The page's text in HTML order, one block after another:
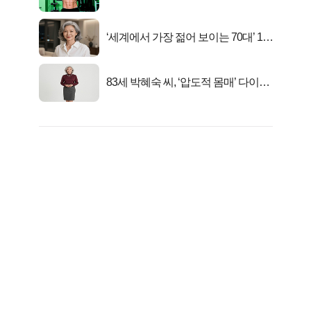
‘세계에서 가장 젊어 보이는 70대’ 1위
83세 박혜숙 씨, ‘압도적 몸매’ 다이어